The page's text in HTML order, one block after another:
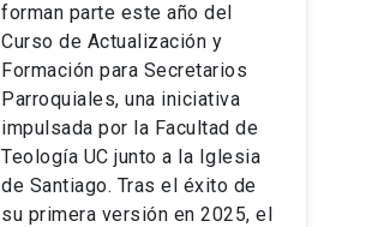
forman parte este año del
Curso de Actualización y
Formación para Secretarios
Parroquiales, una iniciativa
impulsada por la Facultad de
Teología UC junto a la Iglesia
de Santiago. Tras el éxito de
su primera versión en 2025, el